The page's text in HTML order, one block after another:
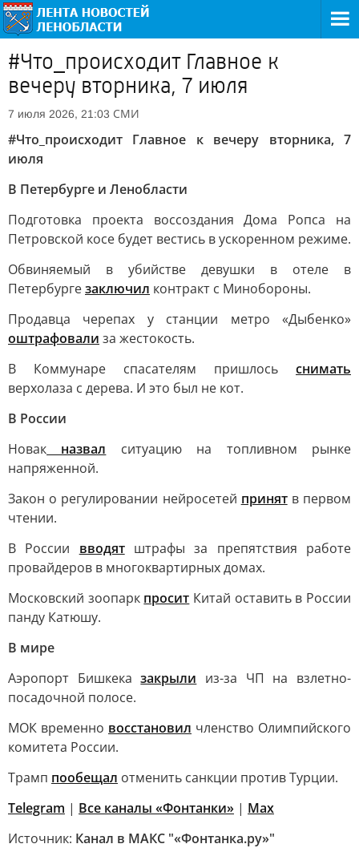
#Что_происходит Главное к
вечеру вторника, 7 июля
7 июля 2026, 21:03 СМИ
#Что_происходит Главное к вечеру вторника, 7
июля
В Петербурге и Ленобласти
Подготовка проекта воссоздания Дома Ропса на
Петровской косе будет вестись в ускоренном режиме.
Обвиняемый в убийстве девушки в отеле в
Петербургезаключил контракт с Минобороны.
Продавца черепах у станции метро «Дыбенко»
оштрафовали за жестокость.
В Коммунаре спасателям пришлось снимать
верхолаза с дерева. И это был не кот.
В России
Новак назвал ситуацию на топливном рынке
напряженной.
Закон о регулировании нейросетей принятв первом
чтении.
В России вводятштрафы за препятствия работе
провайдеров в многоквартирных домах.
Московский зоопарк просит Китай оставить в России
панду Катюшу.
В мире
Аэропорт Бишкеказакрыли из-за ЧП на взлетно-
посадочной полосе.
МОК временно восстановил членство Олимпийского
комитета России.
Трамп пообещал отменить санкции против Турции.
Telegram | Все каналы «Фонтанки» | Max
Источник: Канал в МАКС "«Фонтанка.ру»"